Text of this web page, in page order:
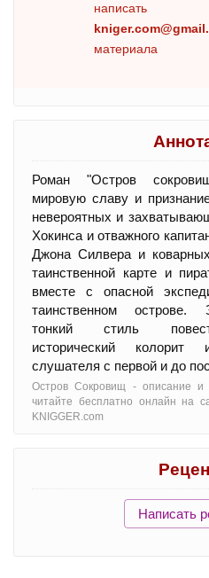
материала
Роман "Остров
мировую славу и
невероятных и
Хокинса и отважного
Джона Силвера и
таинственной карте и
вместе с опасной
таинственном острове.
тонкий стиль
исторический
слушателя с первой и до
Остров Сокровищ - oписание и
читайте бесплатно онлайн на
KNIGGER.com
Написать